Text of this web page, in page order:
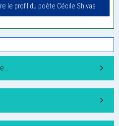
le profil du poète Cécile Shivas